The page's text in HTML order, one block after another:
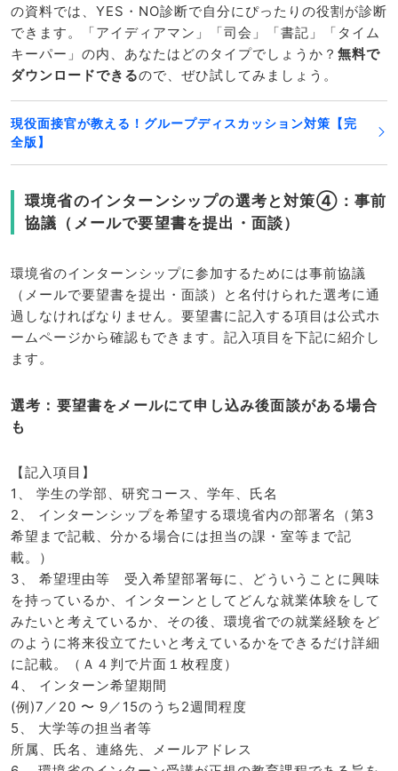
の資料では、YES・NO診断で自分にぴったりの役割が診断
できます。「アイディアマン」「司会」「書記」「タイム
キーパー」の内、あなたはどのタイプでしょうか？ 無料で
ダウンロードできるので、ぜひ試してみましょう。
現役面接官が教える！グループディスカッション対策【完
全版】
環境省のインターンシップの選考と対策④：事前
協議（メールで要望書を提出・面談）
環境省のインターンシップに参加するためには事前協議
（メールで要望書を提出・面談）と名付けられた選考に通
過しなければなりません。要望書に記入する項目は公式ホ
ームページから確認もできます。記入項目を下記に紹介し
ます。
選考：要望書をメールにて申し込み後面談がある場合
も
【記入項目】
1、 学生の学部、研究コース、学年、氏名
2、 インターンシップを希望する環境省内の部署名（第3
希望まで記載、分かる場合には担当の課・室等まで記
載。）
3、 希望理由等 受入希望部署毎に、どういうことに興味
を持っているか、インターンとしてどんな就業体験をして
みたいと考えているか、その後、環境省での就業経験をど
のように将来役立てたいと考えているかをできるだけ詳細
に記載。（Ａ４判で片面１枚程度）
4、 インターン希望期間
(例)7／20 〜 9／15のうち2週間程度
5、 大学等の担当者等
所属、氏名、連絡先、メールアドレス